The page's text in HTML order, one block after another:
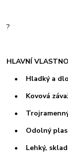
?
HLAVNÍ
• Hladký a
• Kovová
•
• Odolný
• Lehký,